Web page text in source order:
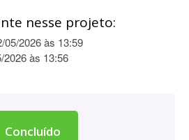
nesse projeto:
05/2026 às 13:59
2026 às 13:56
Concluído